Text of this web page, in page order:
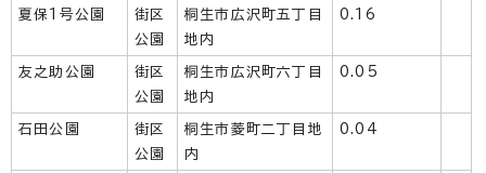
夏保1号公園
街区
公園
桐生市広沢町五丁目
地内
0.16
友之助公園
街区
公園
桐生市広沢町六丁目
地内
0.05
石田公園
街区
公園
桐生市菱町二丁目地
内
0.04